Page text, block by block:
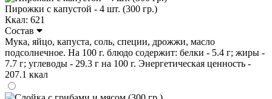
Пирожки с капустой - 4 шт. (300 гр.)
Ккал: 621
Состав
Мука, яйцо, капуста, соль, специи, дрожжи, масло
подсолнечное. На 100 г. блюдо содержит: белки - 5.4 г; жиры -
7.7 г; углеводы - 29.3 г на 100 г. Энергетическая ценность -
207.1 ккал